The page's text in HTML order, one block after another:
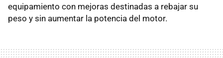
equipamiento con mejoras destinadas a rebajar su
peso y sin aumentar la potencia del motor.